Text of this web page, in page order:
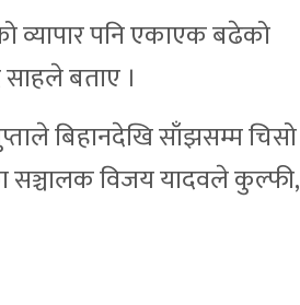
पनि एकाएक बढेको
बताए ।
बिहानदेखि साँझसम्म चिसो
सञ्चालक विजय यादवले कुल्फी,